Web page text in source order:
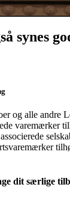
synes
og alle andre
varemærker
dit særlige